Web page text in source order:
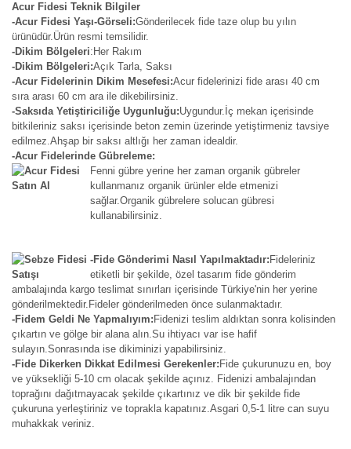
Acur Fidesi Teknik Bilgiler
-Acur Fidesi Yaşı-Görseli:Gönderilecek fide taze olup bu yılın
ürünüdür.Ürün resmi temsilidir.
-Dikim Bölgeleri:Her Rakım
-Dikim Bölgeleri:Açık Tarla, Saksı
-Acur Fidelerinin Dikim Mesefesi:Acur fidelerinizi fide arası 40 cm
sıra arası 60 cm ara ile dikebilirsiniz.
-Saksıda Yetiştiriciliğe Uygunluğu:Uygundur.İç mekan içerisinde
bitkileriniz saksı içerisinde beton zemin üzerinde yetiştirmeniz tavsiye
edilmez.Ahşap bir saksı altlığı her zaman idealdir.
-Acur Fidelerinde Gübreleme:
Fenni gübre yerine her zaman organik gübreler
kullanmanız organik ürünler elde etmenizi
sağlar.Organik gübrelere solucan gübresi
kullanabilirsiniz.
-Fide Gönderimi Nasıl Yapılmaktadır: Fideleriniz
etiketli bir şekilde, özel tasarım fide gönderim
ambalajında kargo teslimat sınırları içerisinde Türkiye'nin her yerine
gönderilmektedir.Fideler gönderilmeden önce sulanmaktadır.
-Fidem Geldi Ne Yapmalıyım: Fidenizi teslim aldıktan sonra kolisinden
çıkartın ve gölge bir alana alın.Su ihtiyacı var ise hafif
sulayın.Sonrasında ise dikiminizi yapabilirsiniz.
-Fide Dikerken Dikkat Edilmesi Gerekenler: Fide çukurunuzu en, boy
ve yüksekliği 5-10 cm olacak şekilde açınız. Fidenizi ambalajından
toprağını dağıtmayacak şekilde çıkartınız ve dik bir şekilde fide
çukuruna yerleştiriniz ve toprakla kapatınız.Asgari 0,5-1 litre can suyu
muhakkak veriniz.